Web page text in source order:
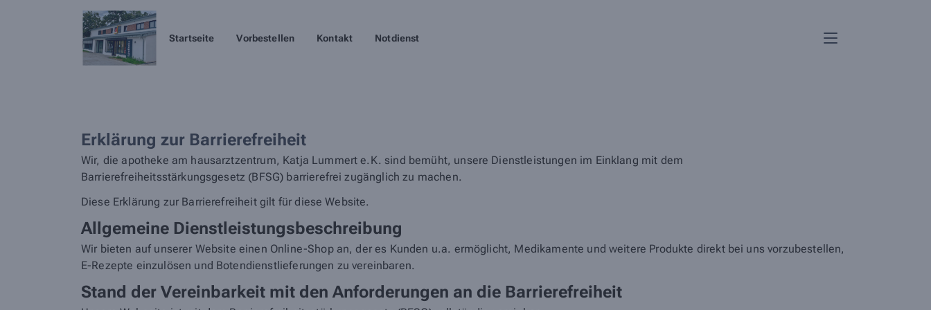
Startseite Vorbestellen Kontakt Notdienst
Erklärung zur Barrierefreiheit
Wir, die apotheke am hausarztzentrum, Katja Lummert e.K. sind bemüht, unsere Dienstleistungen im Einklang mit dem
Barrierefreiheitsstärkungsgesetz (BFSG) barrierefrei zugänglich zu machen.
Diese Erklärung zur Barrierefreiheit gilt für diese Website.
Allgemeine Dienstleistungsbeschreibung
Wir bieten auf unserer Website einen Online-Shop an, der es Kunden u.a. ermöglicht, Medikamente und weitere Produkte direkt bei uns vorzubestellen,
E-Rezepte einzulösen und Botendienstlieferungen zu vereinbaren.
Stand der Vereinbarkeit mit den Anforderungen an die Barrierefreiheit